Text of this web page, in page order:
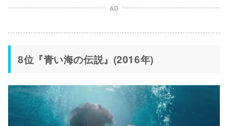
AD
8位『青い海の伝説』(2016年)